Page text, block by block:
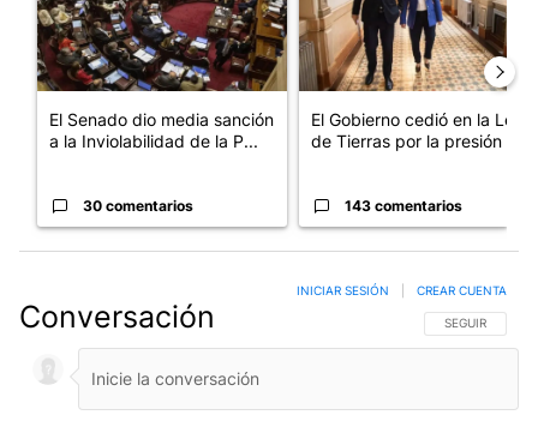
El Senado dio media sanción
a la Inviolabilidad de la P...
30 comentarios
El Gobierno cedió en la Ley
de Tierras por la presión d...
143 comentarios
Conversación SIGA ESTA
SEGUIR
INICIAR SESIÓN CREAR CUENTA